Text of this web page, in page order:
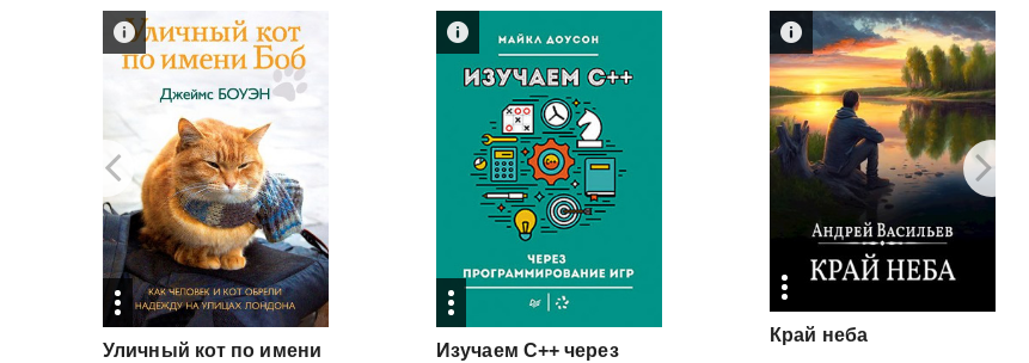
Уличный кот по имени
Изучаем C++ через
Край неба